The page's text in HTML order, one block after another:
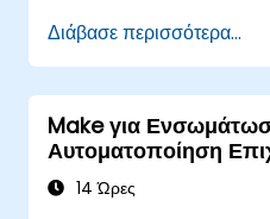
Να ενσωματώνουν
απρόσκοπτο
Να παρακολουθούν
προβλήματα στις
αποδοτικότητα.
Να εφαρμόζουν
Διάβασε περισσότερα...
Make για
Αυτοματοποίηση
Εργασίας
14 Ώρες